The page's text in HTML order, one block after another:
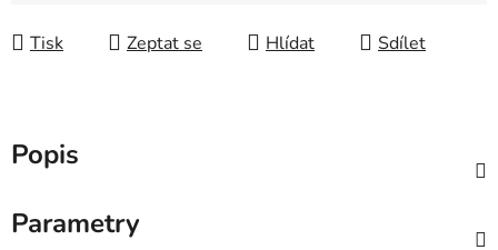
Tisk Zeptat se Hlídat Sdílet
Popis
Parametry